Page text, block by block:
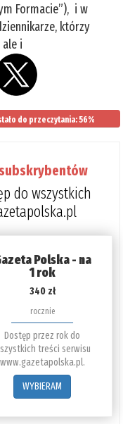
Formacie”), i w
którzy
i
do przeczytania: 56%
do wszystkich
Polska - na
1 rok
340 zł
rocznie
Dostęp przez rok do
treści serwisu
www.gazetapolska.pl.
WYBIERAM